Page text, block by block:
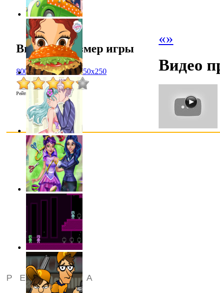
«»
Выбрать размер игры
800x600 1024x768 450x250
Рейтинг 21
Видео
РЕКЛАМА